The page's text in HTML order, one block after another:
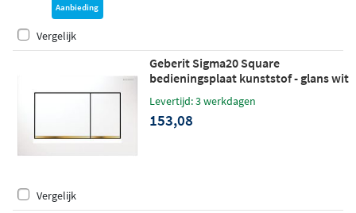
Aanbieding
Vergelijk
Geberit Sigma20 Square
bedieningsplaat kunststof - glans wit
Levertijd: 3 werkdagen
153,08
Vergelijk